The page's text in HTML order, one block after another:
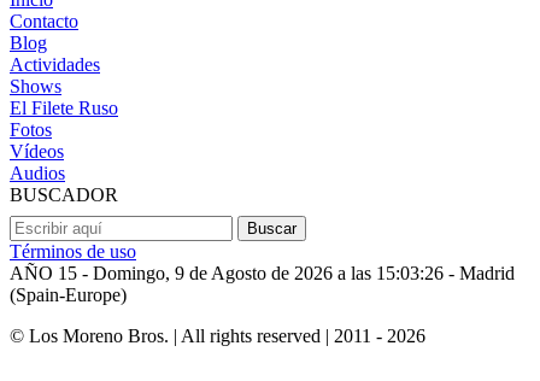
Contacto
Blog
Actividades
Shows
El Filete Ruso
Fotos
Vídeos
Audios
BUSCADOR
Términos de uso
AÑO 15 - Domingo, 9 de Agosto de 2026 a las 15:03:26 - Madrid
(Spain-Europe)
© Los Moreno Bros. | All rights reserved | 2011 - 2026